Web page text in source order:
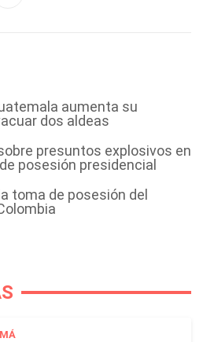
aumenta su
dos aldeas
presuntos explosivos en
posesión presidencial
toma de posesión del